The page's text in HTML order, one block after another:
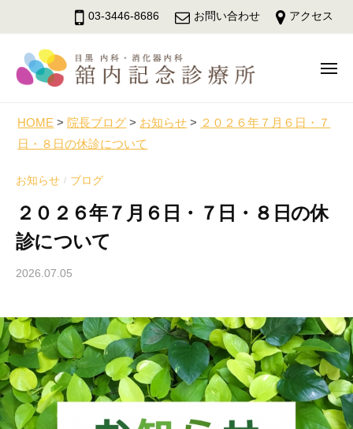
ン
03-3446-8686 お問い合わせ アクセス
内
記
診
療
所
黒
駅
歩
分
の
科
消
化
器
内
科
／
メ
HOME > 院長ブログ > お知らせ > ２０２６年７月６日・７
日・８日の休診について
お知らせ / ブログ
２０２６年７月６日・７日・８日の休
診について
2026.07.05
r
b
e
記
念
診
ー